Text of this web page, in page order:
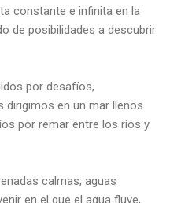
constante e infinita en la
de posibilidades a descubrir
por desafíos,
dirigimos en un mar llenos
por remar entre los ríos y
calmas, aguas
en el que el agua fluye,